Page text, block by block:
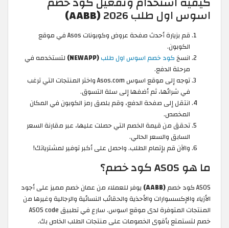
اسوس اول طلب 2026 (AABB)
قم بزيارة أحدث صفحة عروض وكوبونات Asos في موقع
الكوبون.
انسخ كود خصم اسوس اول طلب(NEWAPP)
لتستخدمه في
مرحلة الدفع.
توجه إلى موقع اسوس Asos.com واختر المنتجات التي ترغب
في شرائها، ثم أضفها إلى سلة التسوق.
انتقل إلى صفحة الدفع، وقم بلصق رمز الكوبون في المكان
المخصص.
تحقق من قيمة الخصم التي حصلت عليها، عبر مقارنة السعر
السابق والسعر الحالي.
والآن قم بإتمام الطلب. واحصل على أكبر توفير لمشترياتك!
ما هو ASOS كود خصم؟
ASOS كود خصم (AABB)
يوفر للعملاء من عمان خصم مميز على أجود
الأزياء والإكسسوارات والأحذية والحقائب النسائية والرجالية وغيرها من
المنتجات المتوفرة لدى موقع اسوس. سارع في تطبيق ASOS code
خصم لتستمتع بأقوى الخصومات على منتجات الطلب الخاص بك.